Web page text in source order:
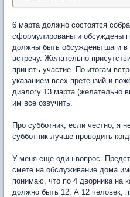
6 марта должно состоятся
сформулированы и обсуждены
должны быть обсуждены шаги в
встречу. Желательно
принять участие. По итогам
указанием всех претензий и
диалогу 13 марта (желательно
им все озвучить.
Про субботник, если честно, я
субботник лучше проводить
У меня еще один вопрос.
смете на обслуживание дома
понимаю, что по 4 дворника на
должно быть 12. А 12 человек,